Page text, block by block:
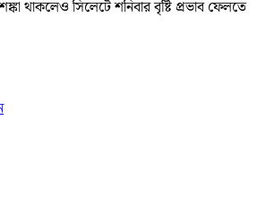
থাকলেও সিলেটে শনিবার বৃষ্টি প্রভাব ফেলতে